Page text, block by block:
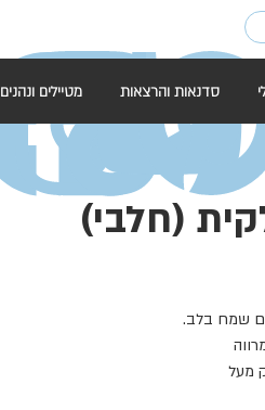
סדנאות והרצאות מטיילים ונהנים
(חלבי)